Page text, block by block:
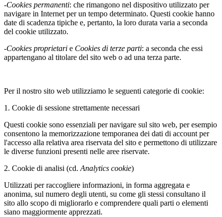
-Cookies permanenti: che rimangono nel dispositivo utilizzato per
navigare in Internet per un tempo determinato. Questi cookie hanno
date di scadenza tipiche e, pertanto, la loro durata varia a seconda
del cookie utilizzato.
-Cookies proprietari e Cookies di terze parti: a seconda che essi
appartengano al titolare del sito web o ad una terza parte.
Per il nostro sito web utilizziamo le seguenti categorie di cookie:
1. Cookie di sessione strettamente necessari
Questi cookie sono essenziali per navigare sul sito web, per esempio
consentono la memorizzazione temporanea dei dati di account per
l'accesso alla relativa area riservata del sito e permettono di utilizzare
le diverse funzioni presenti nelle aree riservate.
2. Cookie di analisi (cd. Analytics cookie)
Utilizzati per raccogliere informazioni, in forma aggregata e
anonima, sul numero degli utenti, su come gli stessi consultano il
sito allo scopo di migliorarlo e comprendere quali parti o elementi
siano maggiormente apprezzati.